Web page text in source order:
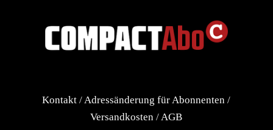
Kontakt / Adressänderung für Abonnenten /
Versandkosten / AGB